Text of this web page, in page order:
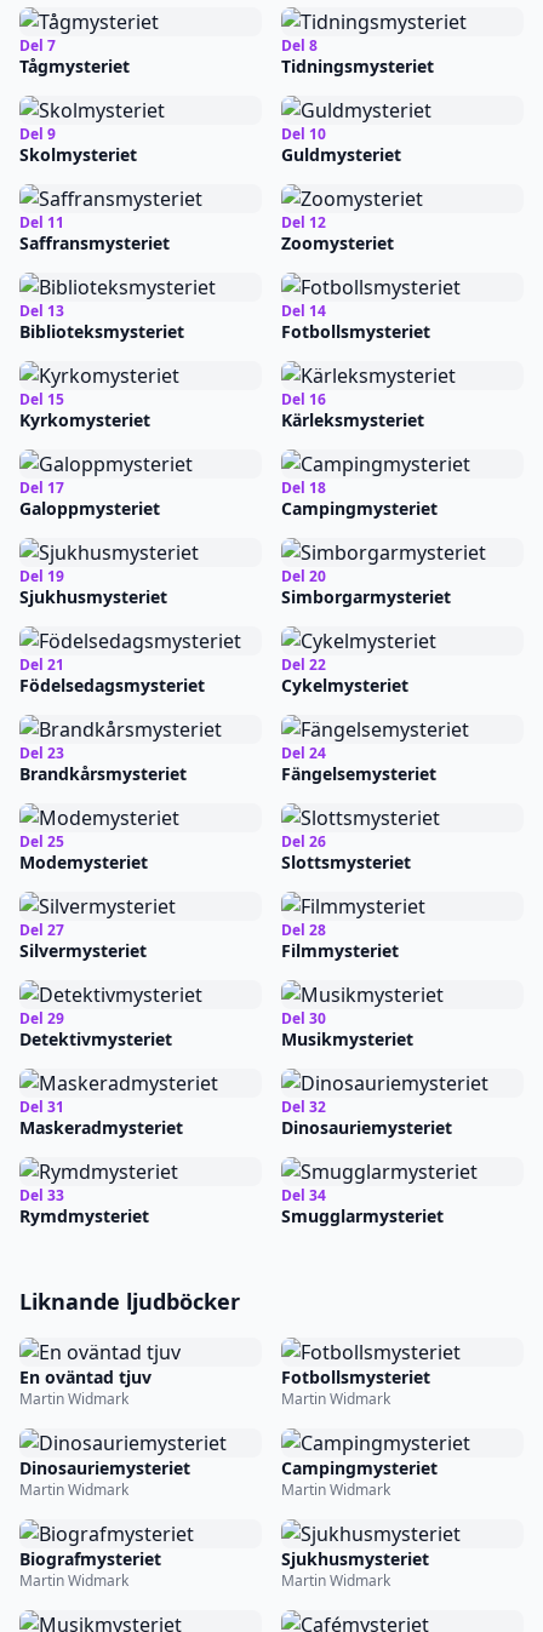
Del 7
Tågmysteriet
Del 8
Tidningsmysteriet
Del 9
Skolmysteriet
Del 10
Guldmysteriet
Del 11
Saffransmysteriet
Del 12
Zoomysteriet
Del 13
Biblioteksmysteriet
Del 14
Fotbollsmysteriet
Del 15
Kyrkomysteriet
Del 16
Kärleksmysteriet
Del 17
Galoppmysteriet
Del 18
Campingmysteriet
Del 19
Sjukhusmysteriet
Del 20
Simborgarmysteriet
Del 21
Födelsedagsmysteriet
Del 22
Cykelmysteriet
Del 23
Brandkårsmysteriet
Del 24
Fängelsemysteriet
Del 25
Modemysteriet
Del 26
Slottsmysteriet
Del 27
Silvermysteriet
Del 28
Filmmysteriet
Del 29
Detektivmysteriet
Del 30
Musikmysteriet
Del 31
Maskeradmysteriet
Del 32
Dinosauriemysteriet
Del 33
Rymdmysteriet
Del 34
Smugglarmysteriet
Liknande ljudböcker
En oväntad tjuv
Martin Widmark
Fotbollsmysteriet
Martin Widmark
Dinosauriemysteriet
Martin Widmark
Campingmysteriet
Martin Widmark
Biografmysteriet
Martin Widmark
Sjukhusmysteriet
Martin Widmark